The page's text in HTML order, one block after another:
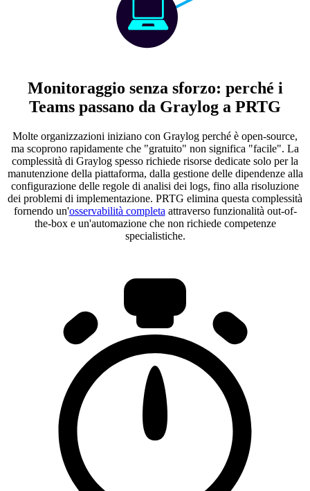
Monitoraggio senza sforzo: perché i
Teams passano da Graylog a PRTG
Molte organizzazioni iniziano con Graylog perché è open-source,
ma scoprono rapidamente che "gratuito" non significa "facile". La
complessità di Graylog spesso richiede risorse dedicate solo per la
manutenzione della piattaforma, dalla gestione delle dipendenze alla
configurazione delle regole di analisi dei logs, fino alla risoluzione
dei problemi di implementazione. PRTG elimina questa complessità
fornendo un'osservabilità completa attraverso funzionalità out-of-
the-box e un'automazione che non richiede competenze
specialistiche.